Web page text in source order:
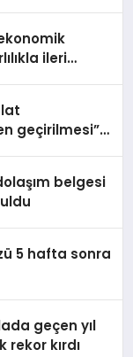
ileri
geçirilmesi”
belgesi
5 hafta sonra
geçen yıl
rekor kırdı